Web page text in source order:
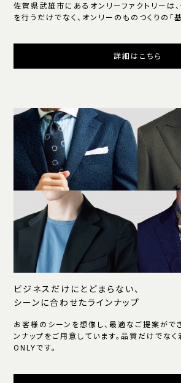
佐賀県武雄市にあるオンリーファクトリーは
を行うだけでなく、オンリーのものつくりの「
詳細はこちら
ビジネスだけにとどまらない、
シーンに合わせたラインナップ
お客様のシーンを想像し、最適なご提案がで
ンナップをご用意しています。品質だけでな
ONLYです。